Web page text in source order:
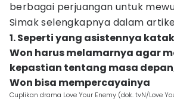
berbagai perjuangan untuk
Simak selengkapnya dalam
1. Seperti yang asistennya
Won harus melamarnya agar
kepastian tentang masa
Won bisa mempercayainya
Cuplikan drama Love Your Enemy (dok. tvN/Love